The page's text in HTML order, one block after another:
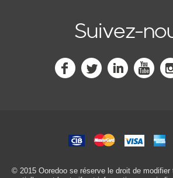
Suivez-
© 2015 Ooredoo se réserve le droit de modifier